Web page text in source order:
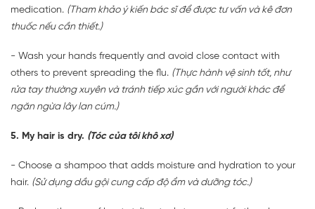
medication. (Tham khảo ý kiến bác sĩ để được tư vấn và kê đơn
thuốc nếu cần thiết.)
- Wash your hands frequently and avoid close contact with
others to prevent spreading the flu. (Thực hành vệ sinh tốt, như
rửa tay thường xuyên và tránh tiếp xúc gần với người khác để
ngăn ngừa lây lan cúm.)
5. My hair is dry. (Tóc của tôi khô xơ)
- Choose a shampoo that adds moisture and hydration to your
hair. (Sử dụng dầu gội cung cấp độ ẩm và dưỡng tóc.)